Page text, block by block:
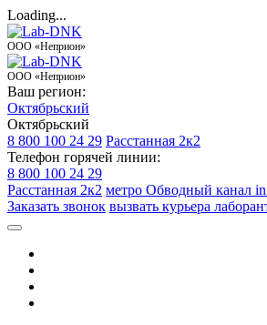
Loading...
ООО «Неприон»
ООО «Неприон»
Ваш регион:
Октябрьский
Октябрьский
8 800 100 24 29 Расстанная 2к2
Телефон горячей линии:
8 800 100 24 29
Расстанная 2к2 метро Обводный канал
Заказать звонок вызвать курьера